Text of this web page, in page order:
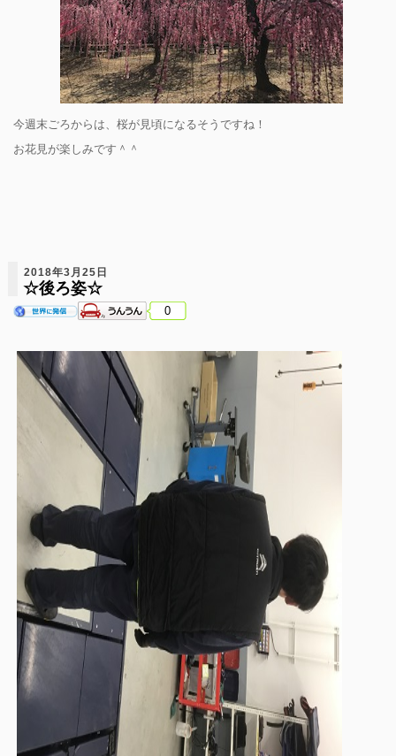
今週末ごろからは、桜が見頃になるそうですね！
お花見が楽しみです＾＾
2018年3月25日
☆後ろ姿☆
0